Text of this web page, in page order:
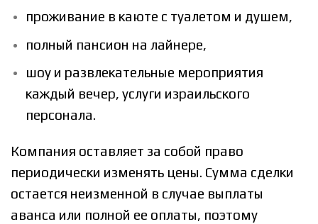
проживание в каюте с туалетом и душем,
полный пансион на лайнере,
шоу и развлекательные мероприятия
каждый вечер, услуги израильского
персонала.
Компания оставляет за собой право
периодически изменять цены. Сумма сделки
остается неизменной в случае выплаты
аванса или полной ее оплаты, поэтому